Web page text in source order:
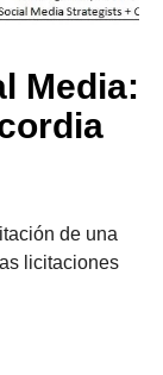
Media:
de una
licitaciones